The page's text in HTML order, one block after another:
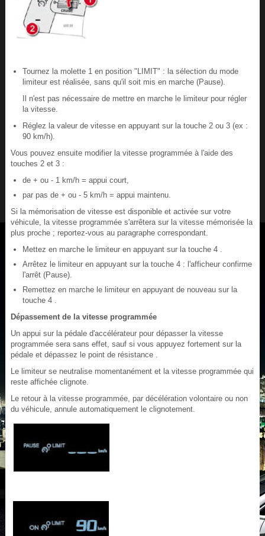
Tournez la molette 1 en position "LIMIT" : la sélection du mode
limiteur est réalisée, sans qu'il soit mis en marche (Pause).
Il n'est pas nécessaire de mettre en marche le limiteur pour régler
la vitesse.
Réglez la valeur de vitesse en appuyant sur la touche 2 ou 3 (ex :
90 km/h).
Vous pouvez ensuite modifier la vitesse programmée à l'aide des
touches 2 et 3 :
de + ou - 1 km/h = appui court,
par pas de + ou - 5 km/h = appui maintenu.
Si la mémorisation de vitesse est disponible et activée sur votre
véhicule, la vitesse programmée s'arrêtera sur la vitesse mémorisée la
plus proche ; reportez-vous au paragraphe correspondant.
Mettez en marche le limiteur en appuyant sur la touche 4 .
Arrêtez le limiteur en appuyant sur la touche 4 : l'afficheur confirme
l'arrêt (Pause).
Remettez en marche le limiteur en appuyant de nouveau sur la
touche 4 .
Dépassement de la vitesse programmée
Un appui sur la pédale d'accélérateur pour dépasser la vitesse
programmée sera sans effet, sauf si vous appuyez fortement sur la
pédale et dépassez le point de résistance .
Le limiteur se neutralise momentanément et la vitesse programmée qui
reste affichée clignote.
Le retour à la vitesse programmée, par décélération volontaire ou non
du véhicule, annule automatiquement le clignotement.